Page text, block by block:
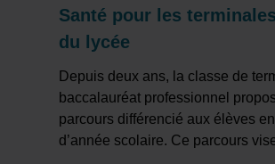
Santé pour les
du lycée
Depuis deux ans, la classe de
baccalauréat professionnel
parcours différencié aux élèves
d’année scolaire. Ce parcours